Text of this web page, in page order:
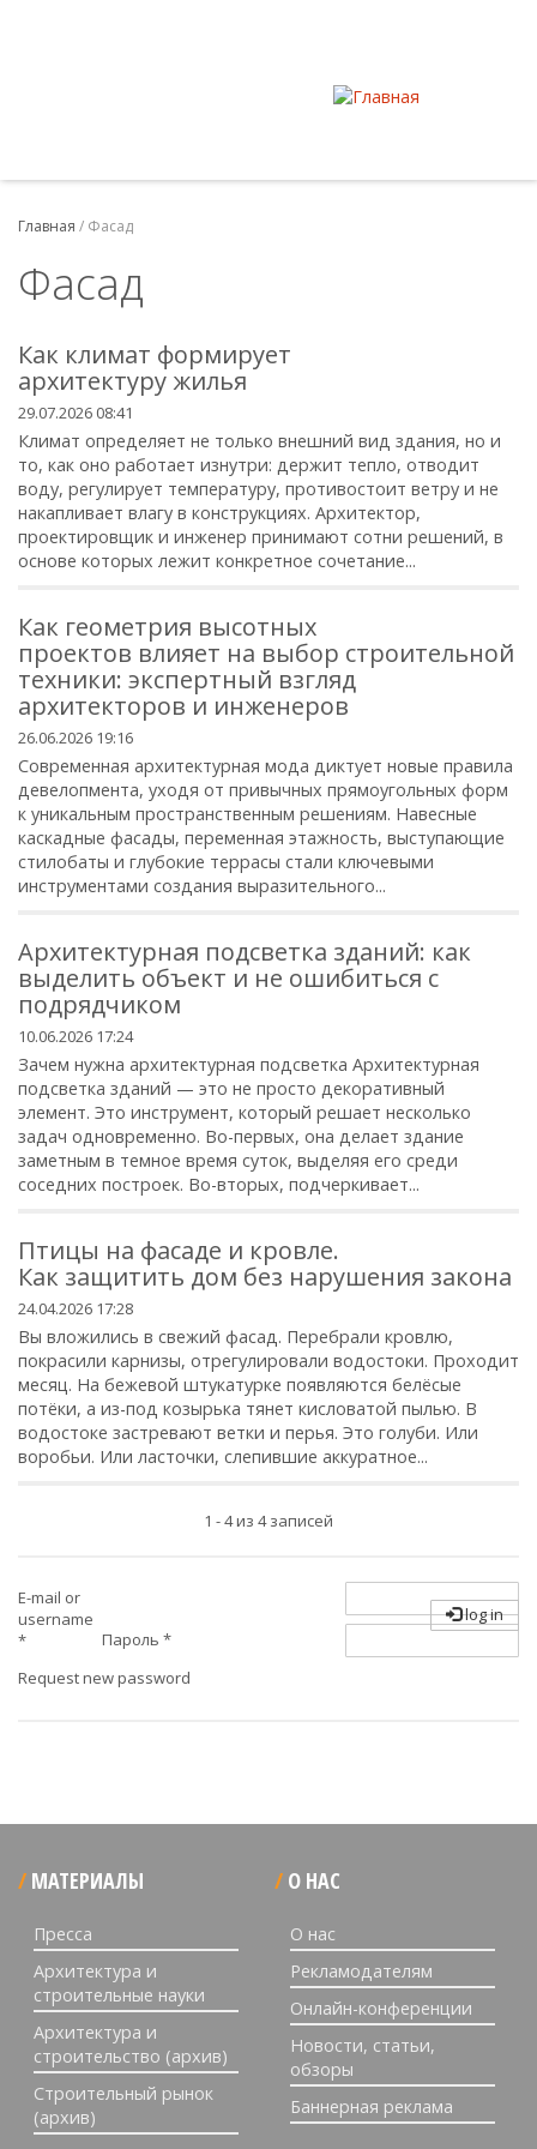
Главная / Фасад
Фасад
Как климат формирует
архитектуру жилья
29.07.2026 08:41
Климат определяет не только внешний вид здания, но и
то, как оно работает изнутри: держит тепло, отводит
воду, регулирует температуру, противостоит ветру и не
накапливает влагу в конструкциях. Архитектор,
проектировщик и инженер принимают сотни решений, в
основе которых лежит конкретное сочетание...
Как геометрия высотных
проектов влияет на выбор строительной
техники: экспертный взгляд
архитекторов и инженеров
26.06.2026 19:16
Современная архитектурная мода диктует новые правила
девелопмента, уходя от привычных прямоугольных форм
к уникальным пространственным решениям. Навесные
каскадные фасады, переменная этажность, выступающие
стилобаты и глубокие террасы стали ключевыми
инструментами создания выразительного...
Архитектурная подсветка зданий: как
выделить объект и не ошибиться с
подрядчиком
10.06.2026 17:24
Зачем нужна архитектурная подсветка Архитектурная
подсветка зданий — это не просто декоративный
элемент. Это инструмент, который решает несколько
задач одновременно. Во-первых, она делает здание
заметным в темное время суток, выделяя его среди
соседних построек. Во-вторых, подчеркивает...
Птицы на фасаде и кровле.
Как защитить дом без нарушения закона
24.04.2026 17:28
Вы вложились в свежий фасад. Перебрали кровлю,
покрасили карнизы, отрегулировали водостоки. Проходит
месяц. На бежевой штукатурке появляются белёсые
потёки, а из-под козырька тянет кисловатой пылью. В
водостоке застревают ветки и перья. Это голуби. Или
воробьи. Или ласточки, слепившие аккуратное...
1 - 4 из 4 записей
E-mail or
username
*
Пароль *
Request new password
log in
МАТЕРИАЛЫ
Пресса
Архитектура и
строительные науки
Архитектура и
строительство (архив)
Строительный рынок
(архив)
О НАС
О нас
Рекламодателям
Онлайн-конференции
Новости, статьи,
обзоры
Баннерная реклама